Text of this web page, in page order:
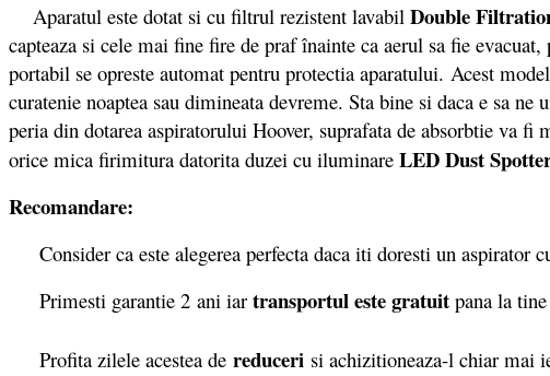
Aparatul este dotat si cu filtrul rezistent lavabil Double
capteaza si cele mai fine fire de praf înainte ca aerul sa fie
portabil se opreste automat pentru protectia aparatului. Acest
curatenie noaptea sau dimineata devreme. Sta bine si daca e sa
peria din dotarea aspiratorului Hoover, suprafata de absorbtie va
orice mica firimitura datorita duzei cu iluminare LED Dust
Recomandare:
Consider ca este alegerea perfecta daca iti doresti un aspirator
Primesti garantie 2 ani iar transportul este gratuit pana la
Profita zilele acestea de reduceri si achizitioneaza-l chiar mai